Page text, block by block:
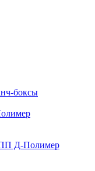
боксы
ПП Д-Полимер